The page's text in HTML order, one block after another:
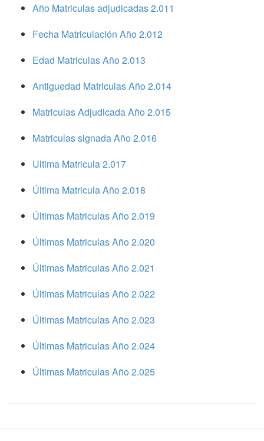
Año Matriculas adjudicadas 2.011
Fecha Matriculación Año 2.012
Edad Matriculas Año 2.013
Antiguedad Matriculas Año 2.014
Matriculas Adjudicada Año 2.015
Matriculas signada Año 2.016
Ultima Matricula 2.017
Última Matricula Año 2.018
Últimas Matriculas Año 2.019
Últimas Matriculas Año 2.020
Últimas Matriculas Año 2.021
Últimas Matriculas Año 2.022
Últimas Matriculas Año 2.023
Últimas Matriculas Año 2.024
Últimas Matriculas Año 2.025